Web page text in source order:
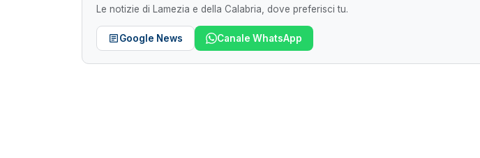
Le notizie di Lamezia e della Calabria, dove preferisci tu.
Google News Canale WhatsApp